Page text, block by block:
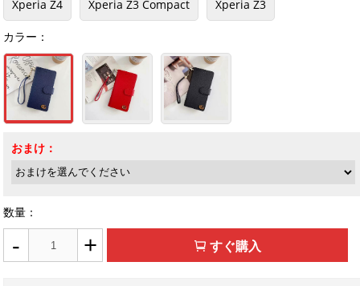
Xperia Z4 Xperia Z3 Compact Xperia Z3
カラー：
おまけ：
数量：
- + すぐ購入